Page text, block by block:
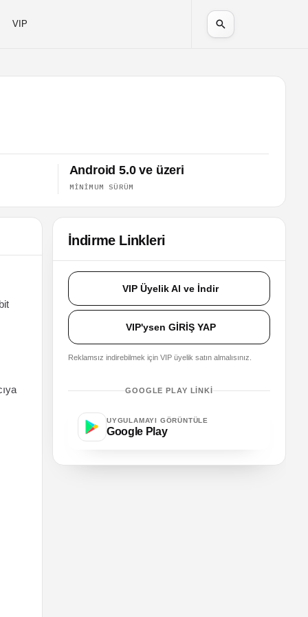
VIP
Android 5.0 ve üzeri
MINIMUM SÜRÜM
İndirme Linkleri
VIP Üyelik Al ve İndir
VIP'ysen GİRİŞ YAP
Reklamsız indirebilmek için VIP üyelik satın almalısınız.
GOOGLE PLAY LINKI
UYGULAMAYI GÖRÜNTÜLE
Google Play